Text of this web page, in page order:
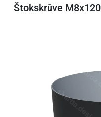
Štokskrūve M8x120